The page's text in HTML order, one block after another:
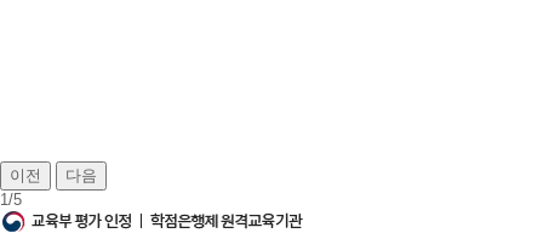
이전
다음
1/5